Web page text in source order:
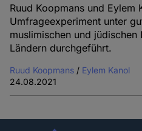
Ruud Koopmans und Eylem
Umfrageexperiment unter
muslimischen und jüdischen
Ländern durchgeführt.
Ruud Koopmans / Eylem Kanol
24.08.2021
Cookies